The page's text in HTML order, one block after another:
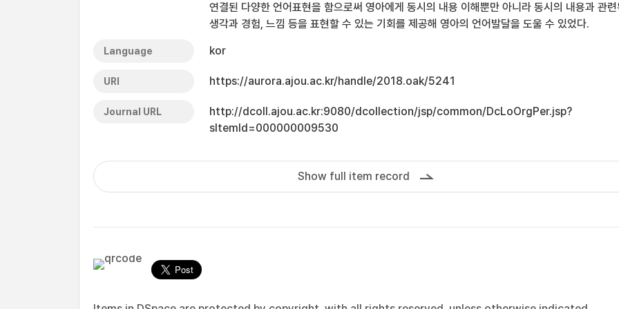
연결된 다양한 언어표현을 함으로써 영아에게 동시의 내용 이해뿐만 아니라 동시의 내용과 관
생각과 경험, 느낌 등을 표현할 수 있는 기회를 제공해 영아의 언어발달을 도울 수 있었다.
Language kor
URI https://aurora.ajou.ac.kr/handle/2018.oak/5241
Journal URL
http://dcoll.ajou.ac.kr:9080/dcollection/jsp/common/DcLoOrgPer.jsp?
sItemId=000000009530
Show full item record